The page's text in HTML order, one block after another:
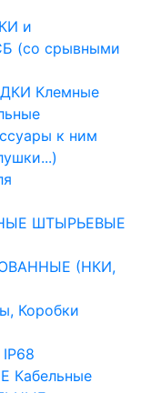
и
(со срывными
Клемные
к ним
ШТЫРЬЕВЫЕ
(НКИ,
Коробки